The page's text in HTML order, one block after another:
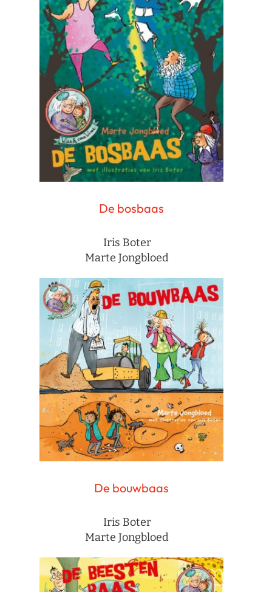
De bosbaas
Iris Boter
Marte Jongbloed
De bouwbaas
Iris Boter
Marte Jongbloed